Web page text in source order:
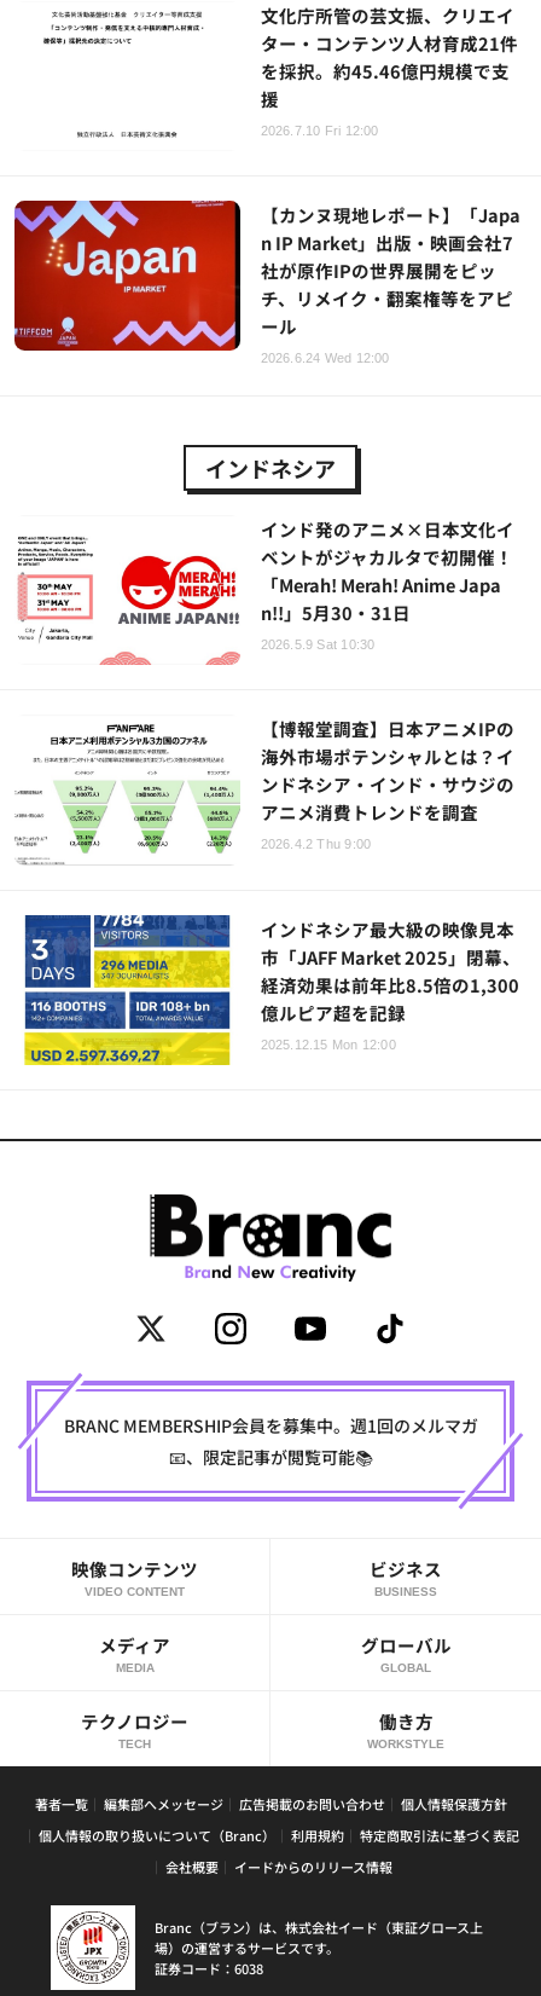
文化庁所管の芸文振、クリエイ
ター・コンテンツ人材育成21件
を採択。約45.46億円規模で支
援
2026.7.10 Fri 12:00
【カンヌ現地レポート】「Japa
n IP Market」出版・映画会社7
社が原作IPの世界展開をピッ
チ、リメイク・翻案権等をアピ
ール
2026.6.24 Wed 12:00
インドネシア
インド発のアニメ×日本文化イ
ベントがジャカルタで初開催！
「Merah! Merah! Anime Japa
n!!」5月30・31日
2026.5.9 Sat 10:30
【博報堂調査】日本アニメIPの
海外市場ポテンシャルとは？イ
ンドネシア・インド・サウジの
アニメ消費トレンドを調査
2026.4.2 Thu 9:00
インドネシア最大級の映像見本
市「JAFF Market 2025」閉幕、
経済効果は前年比8.5倍の1,300
億ルピア超を記録
2025.12.15 Mon 12:00
BRANC MEMBERSHIP会員を募集中。週1回のメルマガ
📧、限定記事が閲覧可能📚
映像コンテンツ
VIDEO CONTENT
ビジネス
BUSINESS
メディア
MEDIA
グローバル
GLOBAL
テクノロジー
TECH
働き方
WORKSTYLE
著者一覧 編集部へメッセージ 広告掲載のお問い合わせ
個人情報保護方針
個人情報の取り扱いについて（Branc）
利用規約
特定商取引法に基づく表記
会社概要
イードからのリリース情報
Branc（ブラン）は、株式会社イード（東証グロース上
場）の運営するサービスです。
証券コード：6038